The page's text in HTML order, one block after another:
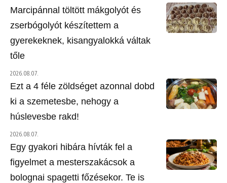
Marcipánnal töltött mákgolyót és
zserbógolyót készítettem a
gyerekeknek, kisangyalokká váltak
tőle
2026.08.07.
Ezt a 4 féle zöldséget azonnal dobd
ki a szemetesbe, nehogy a
húslevesbe rakd!
2026.08.07.
Egy gyakori hibára hívták fel a
figyelmet a mesterszakácsok a
bolognai spagetti főzésekor. Te is